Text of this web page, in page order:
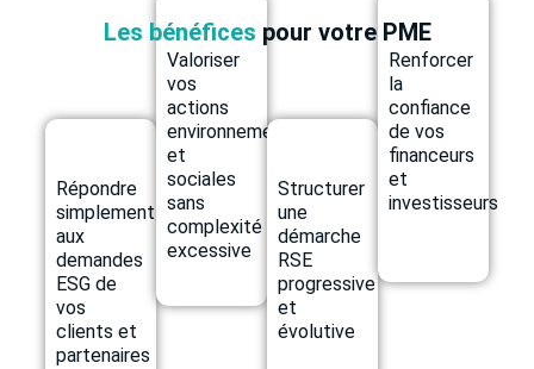
Les bénéfices pour votre PME
Répondre
simplement
aux
demandes
ESG de
vos
clients et
partenaires
Valoriser
vos
actions
environnementales
et
sociales
sans
complexité
excessive
Structurer
une
démarche
RSE
progressive
et
évolutive
Renforcer
la
confiance
de vos
financeurs
et
investisseurs